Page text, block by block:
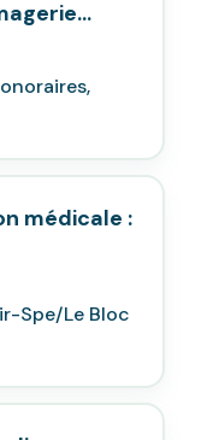
médicale :
Spe/Le Bloc